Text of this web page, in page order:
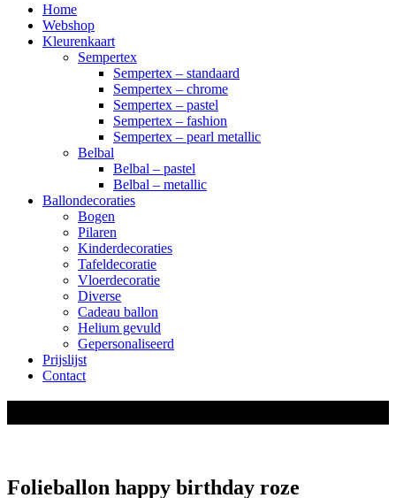
Home
Webshop
Kleurenkaart
Sempertex
Sempertex – standaard
Sempertex – chrome
Sempertex – pastel
Sempertex – fashion
Sempertex – pearl metallic
Belbal
Belbal – pastel
Belbal – metallic
Ballondecoraties
Bogen
Pilaren
Kinderdecoraties
Tafeldecoratie
Vloerdecoratie
Diverse
Cadeau ballon
Helium gevuld
Gepersonaliseerd
Prijslijst
Contact
Folieballon happy birthday roze